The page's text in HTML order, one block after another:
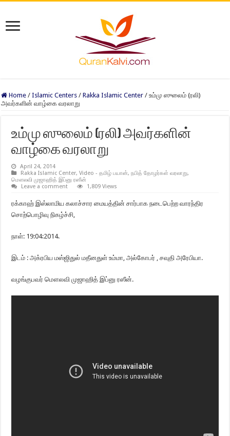
Home / Islamic Centers / Rakka Islamic Center / உம்மு ஸுலைம் (ரலி)
அவர்களின் வாழ்கை வரலாறு
உம்மு ஸுலைம் (ரலி) அவர்களின்
வாழ்கை வரலாறு
April 24, 2014
Rakka Islamic Center,Video - தமிழ் பயான்,நபித் தோழர்கள் வரலாறு,
மௌலவி முஜாஹித் இப்னு ரஸீன்
Leave a comment
1,809 Views
ரக்காஹ் இஸ்லாமிய கலாச்சார மையத்தின் சார்பாக நடைபெற்ற வாரந்திர
சொற்பொழிவு நிகழ்ச்சி,
நாள்: 19:04:2014.
இடம் : அக்ரபிய மஸ்ஜிதுல் மதீனதுள் உம்மா, அல்கோபர் , சவுதி அரேபியா.
வழங்குபவர் மௌலவி முஜாஹித் இப்னு ரஸீன்.